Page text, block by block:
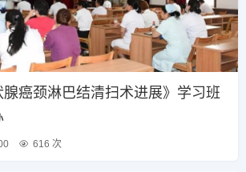
癌颈淋巴结清扫术进展》学习班
616 次